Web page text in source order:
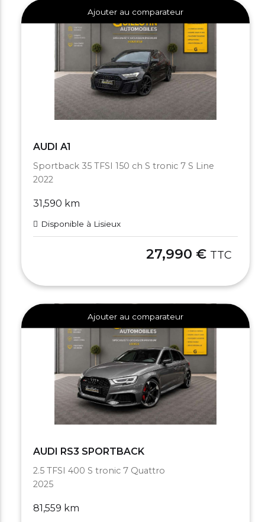
Ajouter au comparateur
AUDI A1
Sportback 35 TFSI 150 ch S tronic 7 S Line
2022
31,590 km
Disponible à Lisieux
27,990 € TTC
Ajouter au comparateur
AUDI RS3 SPORTBACK
2.5 TFSI 400 S tronic 7 Quattro
2025
81,559 km